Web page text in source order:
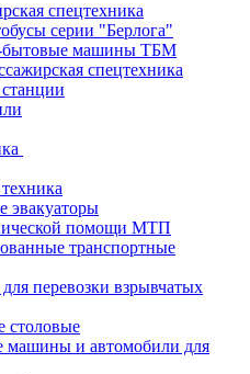
спецтехника
серии "Берлога"
бытовые машины ТБМ
спецтехника
эвакуаторы
помощи МТП
транспортные
перевозки взрывчатых
столовые
машины и автомобили для